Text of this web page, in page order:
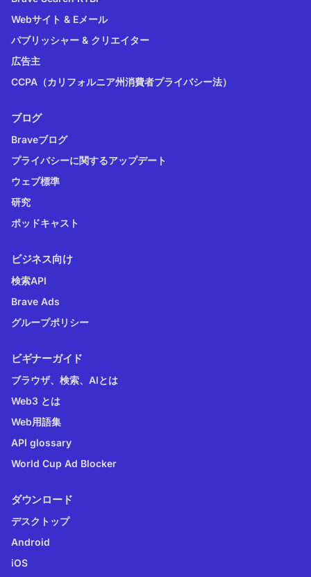
Webサイト & Eメール
パブリッシャー & クリエイター
広告主
CCPA（カリフォルニア州消費者プライバシー法）
ブログ
Braveブログ
プライバシーに関するアップデート
ウェブ標準
研究
ポッドキャスト
ビジネス向け
検索API
Brave Ads
グループポリシー
ビギナーガイド
ブラウザ、検索、AIとは
Web3 とは
Web用語集
API glossary
World Cup Ad Blocker
ダウンロード
デスクトップ
Android
iOS